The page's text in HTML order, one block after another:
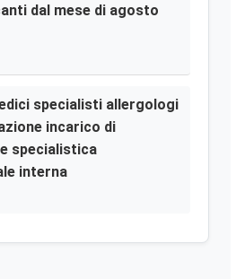
dal mese di agosto
specialisti allergologi
incarico di
specialistica
interna